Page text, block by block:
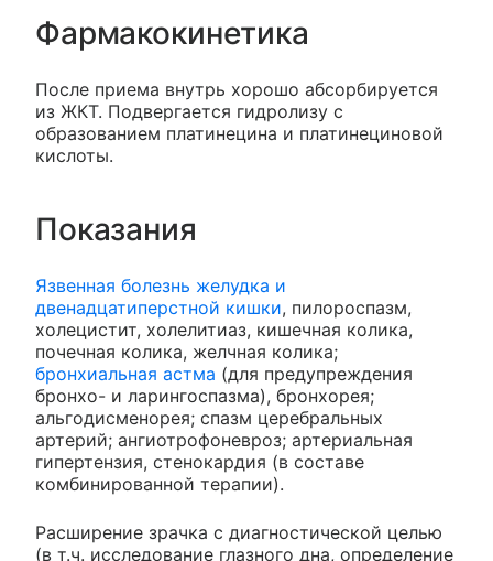
Фармакокинетика
После приема внутрь хорошо абсорбируется
из ЖКТ. Подвергается гидролизу с
образованием платинецина и платинециновой
кислоты.
Показания
Язвенная болезнь желудка и
двенадцатиперстной кишки, пилороспазм,
холецистит, холелитиаз, кишечная колика,
почечная колика, желчная колика;
бронхиальная астма (для предупреждения
бронхо- и ларингоспазма), бронхорея;
альгодисменорея; спазм церебральных
артерий; ангиотрофоневроз; артериальная
гипертензия, стенокардия (в составе
комбинированной терапии).
Расширение зрачка с диагностической целью
(в т.ч. исследование глазного дна, определение